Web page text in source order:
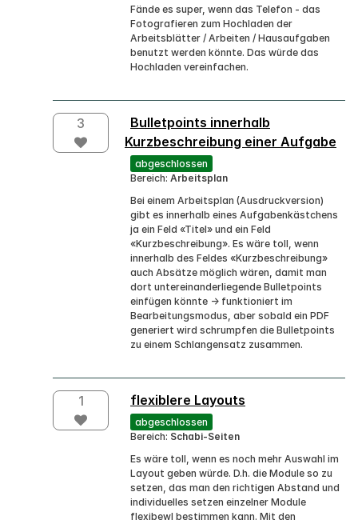
Fände es super, wenn das Telefon - das
Fotografieren zum Hochladen der
Arbeitsblätter / Arbeiten / Hausaufgaben
benutzt werden könnte. Das würde das
Hochladen vereinfachen.
3
Bulletpoints innerhalb
Kurzbeschreibung einer Aufgabe
abgeschlossen
Bereich: Arbeitsplan
Bei einem Arbeitsplan (Ausdruckversion)
gibt es innerhalb eines Aufgabenkästchens
ja ein Feld «Titel» und ein Feld
«Kurzbeschreibung». Es wäre toll, wenn
innerhalb des Feldes «Kurzbeschreibung»
auch Absätze möglich wären, damit man
dort untereinanderliegende Bulletpoints
einfügen könnte → funktioniert im
Bearbeitungsmodus, aber sobald ein PDF
generiert wird schrumpfen die Bulletpoints
zu einem Schlangensatz zusammen.
1 flexiblere Layouts
abgeschlossen
Bereich: Schabi-Seiten
Es wäre toll, wenn es noch mehr Auswahl im
Layout geben würde. D.h. die Module so zu
setzen, das man den richtigen Abstand und
individuelles setzen einzelner Module
flexibewl bestimmen kann. Mit den